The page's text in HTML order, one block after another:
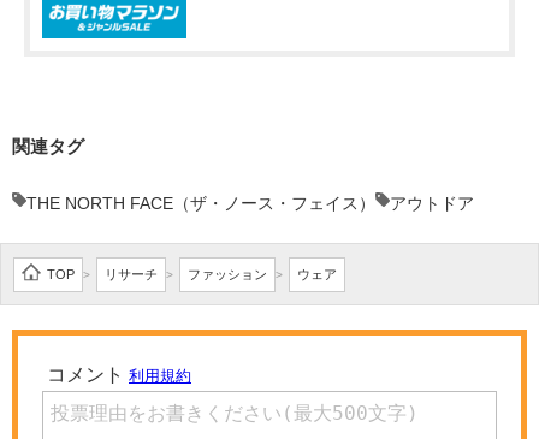
関連タグ
THE NORTH FACE（ザ・ノース・フェイス） アウトドア
TOP > リサーチ > ファッション > ウェア